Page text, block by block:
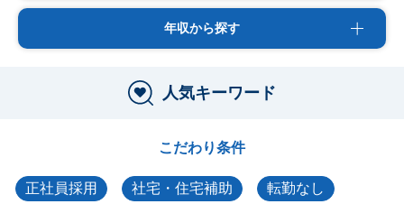
年収から探す
人気キーワード
こだわり条件
正社員採用 社宅・住宅補助 転勤なし